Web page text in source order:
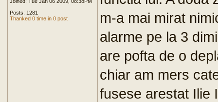
Posts: 1281
Thanked 0 time in 0 post
m-a mai mirat
alarme pe la 3
are pofta de o
chiar am mers
fusese arestat Ilie